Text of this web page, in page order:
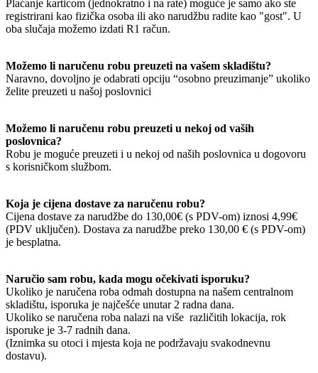
Plaćanje karticom (jednokratno i na rate) moguće je samo ako ste
registrirani kao fizička osoba ili ako narudžbu radite kao "gost". U
oba slučaja možemo izdati R1 račun.
Možemo li naručenu robu preuzeti na vašem skladištu?
Naravno, dovoljno je odabrati opciju “osobno preuzimanje” ukoliko
želite preuzeti u našoj poslovnici
Možemo li naručenu robu preuzeti u nekoj od vaših
poslovnica?
Robu je moguće preuzeti i u nekoj od naših poslovnica u dogovoru
s korisničkom službom.
Koja je cijena dostave za naručenu robu?
Cijena dostave za narudžbe do 130,00€ (s PDV-om) iznosi 4,99€
(PDV uključen). Dostava za narudžbe preko 130,00 € (s PDV-om)
je besplatna.
Naručio sam robu, kada mogu očekivati isporuku?
Ukoliko je naručena roba odmah dostupna na našem centralnom
skladištu, isporuka je najčešće unutar 2 radna dana.
Ukoliko se naručena roba nalazi na više različitih lokacija, rok
isporuke je 3-7 radnih dana.
(Iznimka su otoci i mjesta koja ne podržavaju svakodnevnu
dostavu).